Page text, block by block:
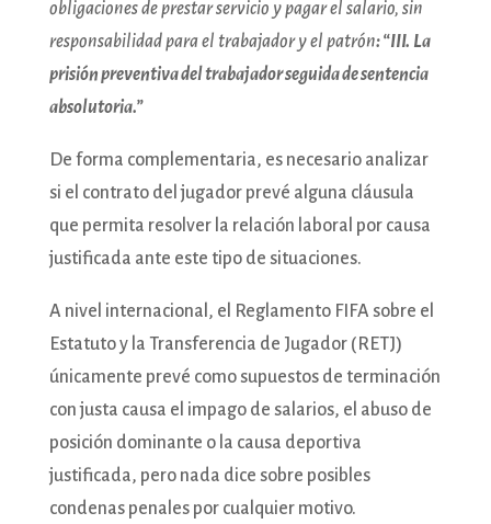
obligaciones de prestar servicio y pagar el salario, sin
responsabilidad para el trabajador y el patrón: “III. La
prisión preventiva del trabajador seguida de sentencia
absolutoria.”
De forma complementaria, es necesario analizar
si el contrato del jugador prevé alguna cláusula
que permita resolver la relación laboral por causa
justificada ante este tipo de situaciones.
A nivel internacional, el Reglamento FIFA sobre el
Estatuto y la Transferencia de Jugador (RETJ)
únicamente prevé como supuestos de terminación
con justa causa el impago de salarios, el abuso de
posición dominante o la causa deportiva
justificada, pero nada dice sobre posibles
condenas penales por cualquier motivo.